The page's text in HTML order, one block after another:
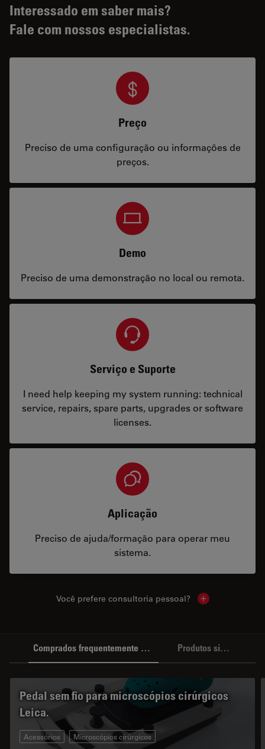
Interessado em saber mais?
Fale com nossos especialistas.
Preço
Preciso de uma configuração ou informações de
preços.
Demo
Preciso de uma demonstração no local ou remota.
Serviço e Suporte
I need help keeping my system running: technical
service, repairs, spare parts, upgrades or software
licenses.
Aplicação
Preciso de ajuda/formação para operar meu
sistema.
Você prefere consultoria pessoal? Show local
Comprados frequentemente em conjunto Produtos similares
Pedal sem fio para microscópios cirúrgicos
Leica.
Acessórios Microscópios cirúrgicos